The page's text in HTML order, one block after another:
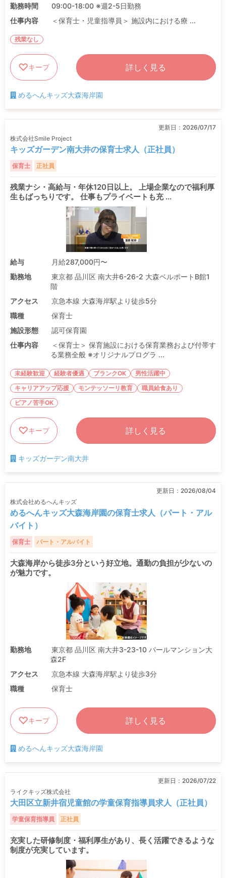
勤務時間
09:00-18:00 ※週2-5日勤務
仕事内容
＜保育士・児童指導員＞ 施設内における療 ...
残業なし
キープ 詳しく見る
めるへんキッズ大森海岸園
更新日： 2026/07/17
株式会社Smile Project
キッズガーデン南大井の保育士求人（正社員）
保育士 正社員
残業ナシ・高給与・年休120日以上。 上場企業なので福利厚
生もばっちりです。 仕事もプライベートも充 ...
給与
月給287,000円〜
勤務地
東京都 品川区 南大井6-26-2 大森ベルポートB館1
階
アクセス
京急本線 大森海岸駅より徒歩5分
職種
保育士
施設形態
認可保育園
仕事内容
＜保育士＞ 保育施設における保育業務および付帯す
る業務全般 ※オリジナルプログラ ...
未経験歓迎 経験者優遇 ブランクOK
男性活躍中
キャリアアップ応援
モンテッソーリ教育
職員給食あり
ピアノ苦手OK
キープ 詳しく見る
キッズガーデン南大井
更新日： 2026/08/04
株式会社めるへんキッズ
めるへんキッズ大森海岸園の保育士求人（パート・アル
バイト）
保育士 パート・アルバイト
大森海岸から徒歩3分という好立地。通勤の負担が少ないの
が魅力です。
勤務地
東京都 品川区 南大井3-23-10 パールマンション大
森2F
アクセス
京急本線 大森海岸駅より徒歩3分
職種
保育士
キープ 詳しく見る
めるへんキッズ大森海岸園
更新日： 2026/07/22
ライクキッズ株式会社
大田区立新井宿児童館の学童保育指導員求人（正社員）
学童保育指導員 正社員
充実した研修制度・福利厚生があり、長く活躍できるような
制度が充実しています。